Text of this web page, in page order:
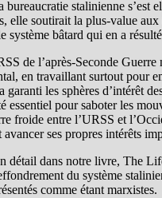
bureaucratie stalinienne
elle soutirait la plus-value
système bâtard qui en a
de l’après-Seconde
en travaillant surtout pour
les sphères d’intérêt
essentiel pour saboter les
froide entre l’URSS et
ses propres intérêts
détail dans notre livre, The
du système
comme étant marxistes.